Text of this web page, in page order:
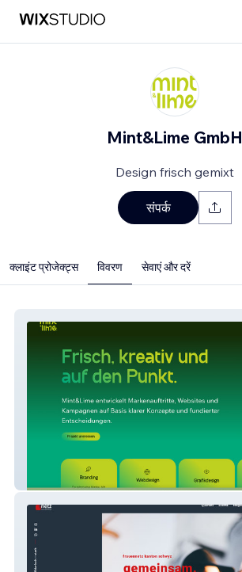
Mint&Lime GmbH
Design frisch gemixt
संपर्क
क्लाइंट प्रोजेक्ट्स विवरण सेवाएं और दरें
Mint&Lime